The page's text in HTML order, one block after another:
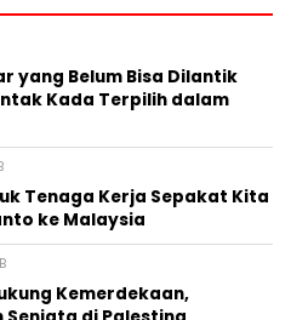
yang Belum Bisa Dilantik
Kada Terpilih dalam
Tenaga Kerja Sepakat Kita
ke Malaysia
Kemerdekaan,